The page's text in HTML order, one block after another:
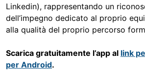
Linkedin), rappresentando un
dell’impegno dedicato al proprio
alla qualità del proprio percorso
Scarica gratuitamente l’app al link
per Android.